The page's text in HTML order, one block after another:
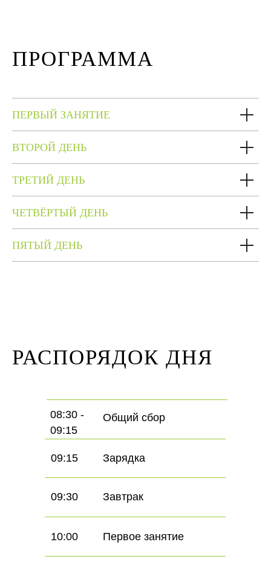
ПРОГРАММА
ПЕРВЫЙ ЗАНЯТИЕ
ВТОРОЙ ДЕНЬ
ТРЕТИЙ ДЕНЬ
ЧЕТВЁРТЫЙ ДЕНЬ
ПЯТЫЙ ДЕНЬ
РАСПОРЯДОК ДНЯ
08:30 -
09:15
Общий сбор
10:00 Первое занятие
09:30 Завтрак
09:15 Зарядка